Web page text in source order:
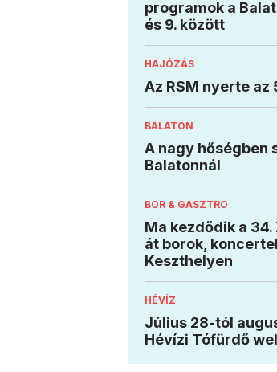
programok a
és 9. között
HAJÓZÁS
Az RSM nyerte
BALATON
A nagy hőségben
Balatonnál
BOR & GASZTRO
Ma kezdődik a
át borok,
Keszthelyen
HÉVÍZ
Július 28-tól
Hévízi Tófürdő